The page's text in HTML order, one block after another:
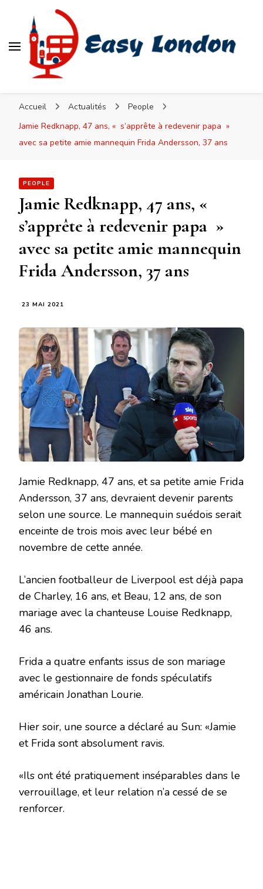
Accueil Actualités
People
Jamie Redknapp, 47 ans, « s’apprête à redevenir papa »
avec sa petite amie mannequin Frida Andersson, 37 ans
PEOPLE
Jamie Redknapp, 47 ans, «
s’apprête à redevenir papa »
avec sa petite amie mannequin
Frida Andersson, 37 ans
23 MAI 2021
Jamie Redknapp, 47 ans, et sa petite amie Frida
Andersson, 37 ans, devraient devenir parents
selon une source. Le mannequin suédois serait
enceinte de trois mois avec leur bébé en
novembre de cette année.
L’ancien footballeur de Liverpool est déjà papa
de Charley, 16 ans, et Beau, 12 ans, de son
mariage avec la chanteuse Louise Redknapp,
46 ans.
Frida a quatre enfants issus de son mariage
avec le gestionnaire de fonds spéculatifs
américain Jonathan Lourie.
Hier soir, une source a déclaré au Sun: «Jamie
et Frida sont absolument ravis.
«Ils ont été pratiquement inséparables dans le
verrouillage, et leur relation n’a cessé de se
renforcer.